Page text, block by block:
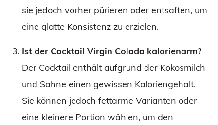
sie jedoch vorher pürieren oder entsaften, um
eine glatte Konsistenz zu erzielen.
Ist der Cocktail Virgin Colada kalorienarm?
Der Cocktail enthält aufgrund der Kokosmilch
und Sahne einen gewissen Kaloriengehalt.
Sie können jedoch fettarme Varianten oder
eine kleinere Portion wählen, um den